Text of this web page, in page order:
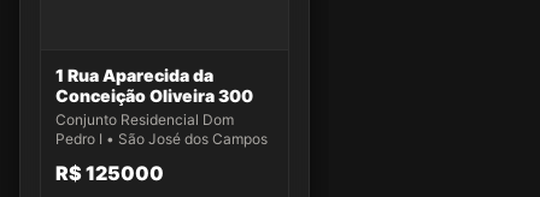
1 Rua Aparecida da
Conceição Oliveira 300
Conjunto Residencial Dom
Pedro I • São José dos Campos
R$ 125000